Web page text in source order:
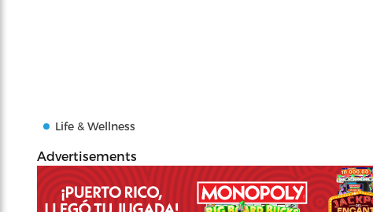
Life & Wellness
Advertisements